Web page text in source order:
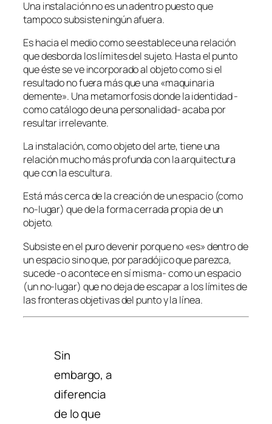
Una instalación no es un adentro puesto que
tampoco subsiste ningún afuera.
Es hacia el medio como se establece una relación
que desborda los límites del sujeto. Hasta el punto
que éste se ve incorporado al objeto como si el
resultado no fuera más que una «maquinaria
demente». Una metamorfosis donde la identidad -
como catálogo de una personalidad- acaba por
resultar irrelevante.
La instalación, como objeto del arte, tiene una
relación mucho más profunda con la arquitectura
que con la escultura.
Está más cerca de la creación de un espacio (como
no-lugar) que de la forma cerrada propia de un
objeto.
Subsiste en el puro devenir porque no «es» dentro de
un espacio sino que, por paradójico que parezca,
sucede -o acontece en sí misma- como un espacio
(un no-lugar) que no deja de escapar a los límites de
las fronteras objetivas del punto y la línea.
Sin
embargo, a
diferencia
de lo que